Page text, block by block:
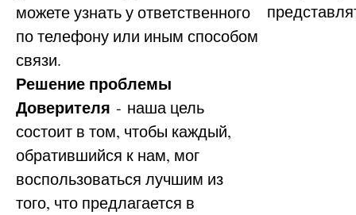
можете узнать у ответственного
по телефону или иным способом
связи.
Решение проблемы
Доверителя - наша цель
состоит в том, чтобы каждый,
обратившийся к нам, мог
воспользоваться лучшим из
того, что предлагается в